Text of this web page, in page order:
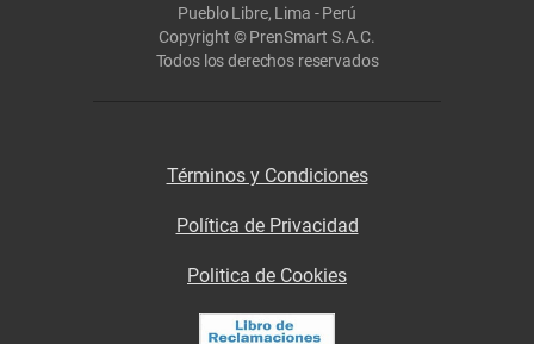
Pueblo Libre, Lima - Perú
Copyright © PrenSmart S.A.C.
Todos los derechos reservados
Términos y Condiciones
Política de Privacidad
Politica de Cookies